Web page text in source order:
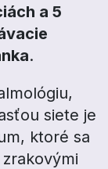
a 5
.
siete je
ktoré sa